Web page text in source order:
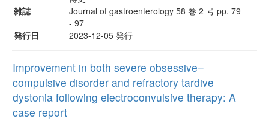
雑誌
Journal of gastroenterology 58 巻 2 号 pp. 79
- 97
発行日
2023-12-05 発行
Improvement in both severe obsessive–
compulsive disorder and refractory tardive
dystonia following electroconvulsive therapy: A
case report